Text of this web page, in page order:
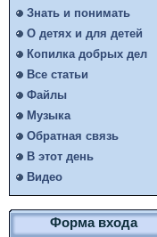
Знать и понимать
О детях и для детей
Копилка добрых дел
Все статьи
Файлы
Музыка
Обратная связь
В этот день
Видео
Форма входа